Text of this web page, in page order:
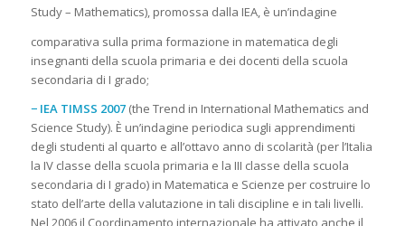
Study – Mathematics), promossa dalla IEA, è un’indagine
comparativa sulla prima formazione in matematica degli
insegnanti della scuola primaria e dei docenti della scuola
secondaria di I grado;
− IEA TIMSS 2007 (the Trend in International Mathematics and
Science Study). È un’indagine periodica sugli apprendimenti
degli studenti al quarto e all’ottavo anno di scolarità (per l’Italia
la IV classe della scuola primaria e la III classe della scuola
secondaria di I grado) in Matematica e Scienze per costruire lo
stato dell’arte della valutazione in tali discipline e in tali livelli.
Nel 2006 il Coordinamento internazionale ha attivato anche il